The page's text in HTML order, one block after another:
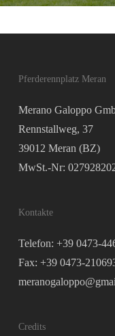
Pferderennplatz Meran
Merano Galoppo
Rennstallweg, 37
39012 Meran (BZ)
MwSt.-Nr:
Kontakte
Telefon: +39 0473-
Fax: +39 0473-
Credits